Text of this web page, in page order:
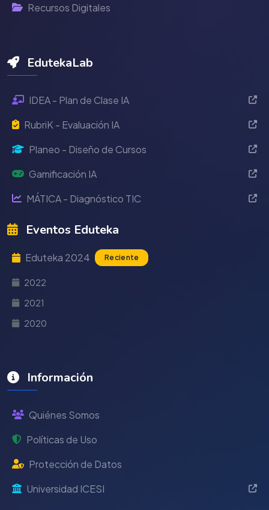
Recursos Digitales
EdutekaLab
IDEA - Plan de Clase IA
RubriK - Evaluación IA
Planeo - Diseño de Cursos
Gamificación IA
MÁTICA - Diagnóstico TIC
Eventos Eduteka
Eduteka 2024 Reciente
2022
2021
2020
Información
Quiénes Somos
Políticas de Uso
Protección de Datos
Universidad ICESI